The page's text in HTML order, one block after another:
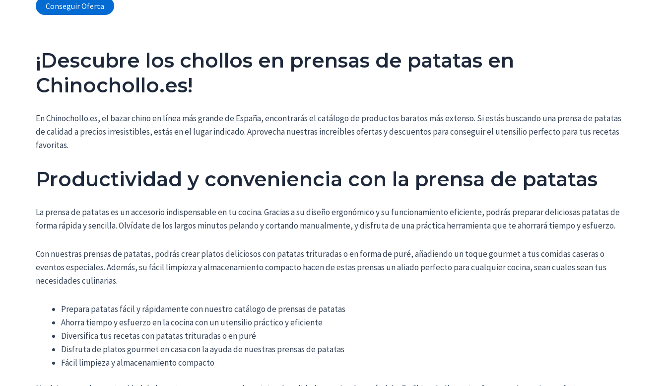
Conseguir Oferta
¡Descubre los chollos en prensas de patatas en
Chinochollo.es!
En Chinochollo.es, el bazar chino en línea más grande de España, encontrarás el catálogo de productos baratos más extenso. Si estás buscando una prensa de patatas
de calidad a precios irresistibles, estás en el lugar indicado. Aprovecha nuestras increíbles ofertas y descuentos para conseguir el utensilio perfecto para tus recetas
favoritas.
Productividad y conveniencia con la prensa de patatas
La prensa de patatas es un accesorio indispensable en tu cocina. Gracias a su diseño ergonómico y su funcionamiento eficiente, podrás preparar deliciosas patatas de
forma rápida y sencilla. Olvídate de los largos minutos pelando y cortando manualmente, y disfruta de una práctica herramienta que te ahorrará tiempo y esfuerzo.
Con nuestras prensas de patatas, podrás crear platos deliciosos con patatas trituradas o en forma de puré, añadiendo un toque gourmet a tus comidas caseras o
eventos especiales. Además, su fácil limpieza y almacenamiento compacto hacen de estas prensas un aliado perfecto para cualquier cocina, sean cuales sean tus
necesidades culinarias.
Prepara patatas fácil y rápidamente con nuestro catálogo de prensas de patatas
Ahorra tiempo y esfuerzo en la cocina con un utensilio práctico y eficiente
Diversifica tus recetas con patatas trituradas o en puré
Disfruta de platos gourmet en casa con la ayuda de nuestras prensas de patatas
Fácil limpieza y almacenamiento compacto